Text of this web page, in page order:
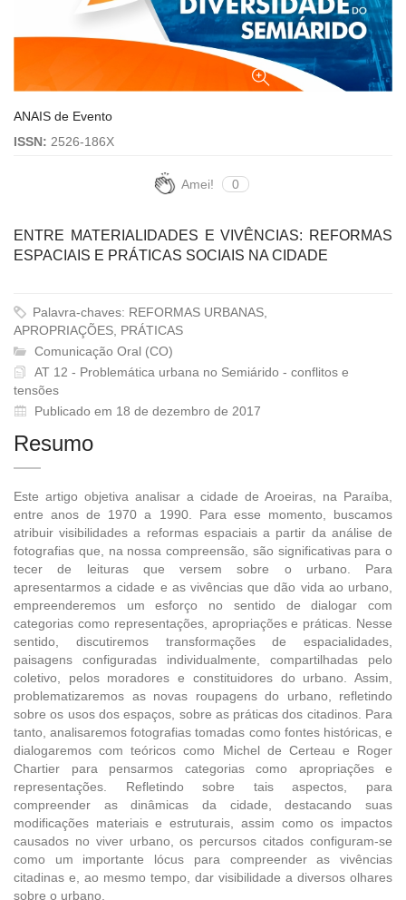
ANAIS de Evento
ISSN: 2526-186X
Amei! 0
ENTRE MATERIALIDADES E VIVÊNCIAS: REFORMAS
ESPACIAIS E PRÁTICAS SOCIAIS NA CIDADE
Palavra-chaves: REFORMAS URBANAS,
APROPRIAÇÕES, PRÁTICAS
Comunicação Oral (CO)
AT 12 - Problemática urbana no Semiárido - conflitos e
tensões
Publicado em 18 de dezembro de 2017
Resumo
Este artigo objetiva analisar a cidade de Aroeiras, na Paraíba,
entre anos de 1970 a 1990. Para esse momento, buscamos
atribuir visibilidades a reformas espaciais a partir da análise de
fotografias que, na nossa compreensão, são significativas para o
tecer de leituras que versem sobre o urbano. Para
apresentarmos a cidade e as vivências que dão vida ao urbano,
empreenderemos um esforço no sentido de dialogar com
categorias como representações, apropriações e práticas. Nesse
sentido, discutiremos transformações de espacialidades,
paisagens configuradas individualmente, compartilhadas pelo
coletivo, pelos moradores e constituidores do urbano. Assim,
problematizaremos as novas roupagens do urbano, refletindo
sobre os usos dos espaços, sobre as práticas dos citadinos. Para
tanto, analisaremos fotografias tomadas como fontes históricas, e
dialogaremos com teóricos como Michel de Certeau e Roger
Chartier para pensarmos categorias como apropriações e
representações. Refletindo sobre tais aspectos, para
compreender as dinâmicas da cidade, destacando suas
modificações materiais e estruturais, assim como os impactos
causados no viver urbano, os percursos citados configuram-se
como um importante lócus para compreender as vivências
citadinas e, ao mesmo tempo, dar visibilidade a diversos olhares
sobre o urbano.